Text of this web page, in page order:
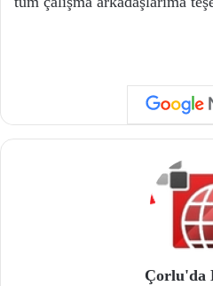
Çorlu'da